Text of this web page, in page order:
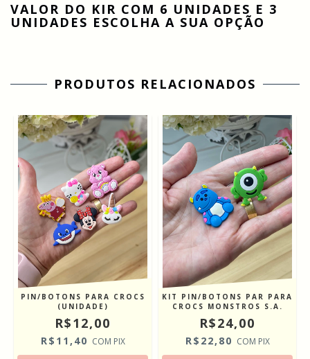
VALOR DO KIR COM 6 UNIDADES E 3
UNIDADES ESCOLHA A SUA OPÇÃO
PRODUTOS RELACIONADOS
PIN/BOTONS PARA CROCS
(UNIDADE)
R$12,00
R$11,40 COM PIX
KIT PIN/BOTONS PAR PARA
CROCS MONSTROS S.A.
R$24,00
R$22,80 COM PIX